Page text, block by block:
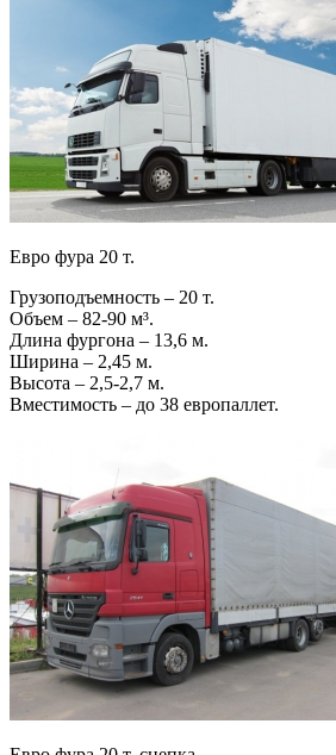
Евро фура 20 т.
Грузоподъемность – 20 т.
Объем – 82-90 м³.
Длина фургона – 13,6 м.
Ширина – 2,45 м.
Высота – 2,5-2,7 м.
Вместимость – до 38 европаллет.